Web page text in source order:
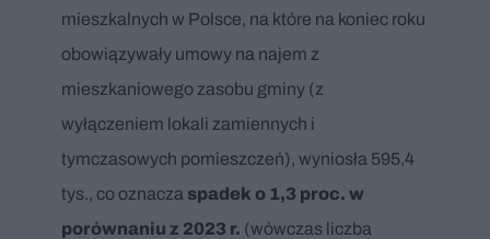
mieszkalnych w Polsce, na które na koniec roku
obowiązywały umowy na najem z
mieszkaniowego zasobu gminy (z
wyłączeniem lokali zamiennych i
tymczasowych pomieszczeń), wyniosła 595,4
tys., co oznacza spadek o 1,3 proc. w
porównaniu z 2023 r. (wówczas liczba